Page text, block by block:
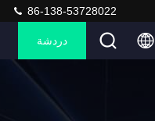
86-138-53728022
دردشة